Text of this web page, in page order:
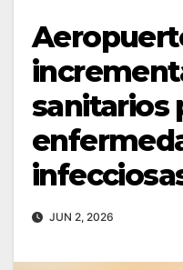
sanitarios
JUN 2, 2026